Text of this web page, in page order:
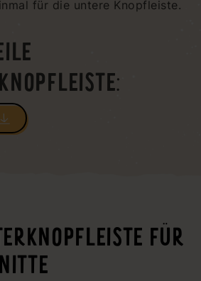
für die untere Knopfleiste.
FÜR